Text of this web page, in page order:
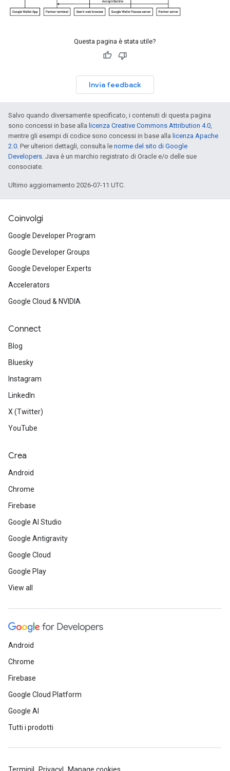
Questa pagina è stata utile?
Invia feedback
Salvo quando diversamente specificato, i contenuti di questa pagina
sono concessi in base alla licenza Creative Commons Attribution 4.0
mentre gli esempi di codice sono concessi in base alla licenza Apache
2.0 . Per ulteriori dettagli, consulta le norme del sito di Google
Developers . Java è un marchio registrato di Oracle e/o delle sue
consociate.
Ultimo aggiornamento 2026-07-11 UTC.
Coinvolgi
Google Developer Program
Google Developer Groups
Google Developer Experts
Accelerators
Google Cloud & NVIDIA
Connect
Blog
Bluesky
Instagram
LinkedIn
X (Twitter)
YouTube
Crea
Android
Chrome
Firebase
Google AI Studio
Google Antigravity
Google Cloud
Google Play
View all
Android
Chrome
Firebase
Google Cloud Platform
Google AI
Tutti i prodotti